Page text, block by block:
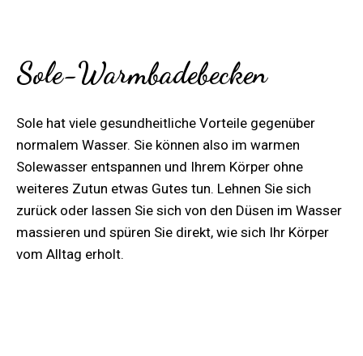
Sole-Warmbadebecken
Sole hat viele gesundheitliche Vorteile gegenüber
normalem Wasser. Sie können also im warmen
Solewasser entspannen und Ihrem Körper ohne
weiteres Zutun etwas Gutes tun. Lehnen Sie sich
zurück oder lassen Sie sich von den Düsen im Wasser
massieren und spüren Sie direkt, wie sich Ihr Körper
vom Alltag erholt.